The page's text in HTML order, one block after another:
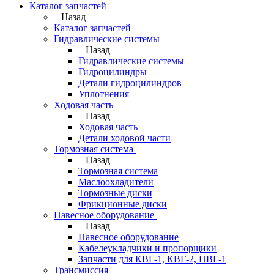
Каталог запчастей
Назад
Каталог запчастей
Гидравлические системы
Назад
Гидравлические системы
Гидроцилиндры
Детали гидроцилиндров
Уплотнения
Ходовая часть
Назад
Ходовая часть
Детали ходовой части
Тормозная система
Назад
Тормозная система
Маслоохладители
Тормозные диски
Фрикционные диски
Навесное оборудование
Назад
Навесное оборудование
Кабелеукладчики и пропорщики
Запчасти для КВГ-1, КВГ-2, ПВГ-1
Трансмиссия